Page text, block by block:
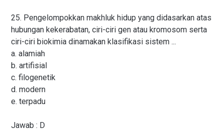
25. Pengelompokkan makhluk hidup yang didasarkan atas
hubungan kekerabatan, ciri-ciri gen atau kromosom serta
ciri-ciri biokimia dinamakan klasifikasi sistem ...
a. alamiah
b. artifisial
c. filogenetik
d. modern
e. terpadu
Jawab : D